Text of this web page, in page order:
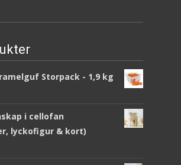
Storpack - 1,9 kg
i cellofan
lyckofigur & kort)